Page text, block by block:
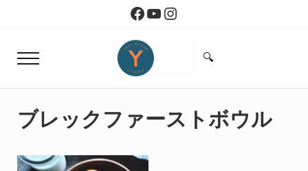
Skip to header right navigationFacebook
YouTube
Instagram
Menu
Yoko Design Kitchen
Search...
🔍
ブレックファーストボウル